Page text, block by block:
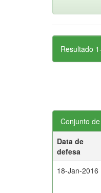
Resultado
Conjunto
Data de
defesa
18-Jan-2016